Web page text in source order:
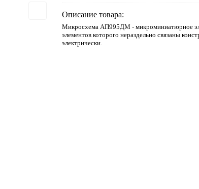
Описание товара:
Микросхема АП995ДМ - микроминиатюрное
элементов которого нераздельно связаны
электрически.